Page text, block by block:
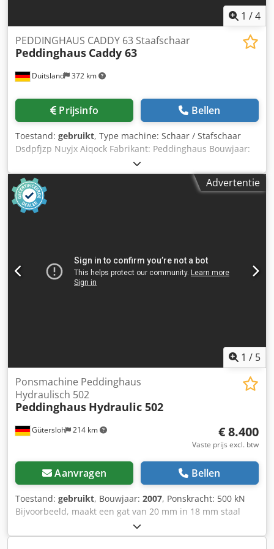
1 /4
Duitsland 372 km
PEDDINGHAUS CADDY 63 Staafschaar
Peddinghaus Caddy 63
Prijsinfo Bellen
Toestand: gebruikt, Type machine: Schaar / Stafschaar
Dsdpfjzp Nuyjx Aiqock Fabrikant: Peddinghaus Bouwjaar:
2001 – Gereviseerd in 2011 door Schubert Besturing:
Siemens S7-300 PLC met een 8" MP277 touchscreen
Schaarkracht: 2000 kN Aantal slagen per minuut: 48 Max.
diameter: 63 mm Automatische lengte-instelling
Aangedreven materiaaltransportband – 7 m lang
Advertentie
1 / 5
Gütersloh 214 km
Ponsmachine Peddinghaus
Hydraulisch 502
Peddinghaus Hydraulic 502
€ 8.400
Vaste prijs excl. btw
Aanvragen Bellen
Toestand: gebruikt, Bouwjaar: 2007, Ponskracht: 500 kN
Bijvoorbeeld, maakt een gat van 20 mm in 18 mm staal
Grote WBL oplegtafel met aanslagnokken Slagbediening via
voetschakelaar Dcodpfxey Uybwo Aiqsk Assortiment